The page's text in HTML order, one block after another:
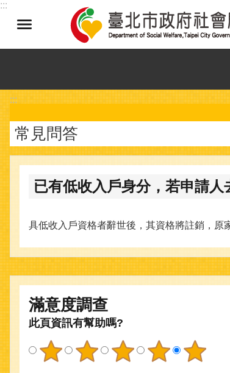
跳到主要內容區塊
:::
:::
常見問答
已有低收入戶身分，若申請
具低收入戶資格者辭世後，其資格將註銷，
滿意度調查
此頁資訊有幫助嗎?